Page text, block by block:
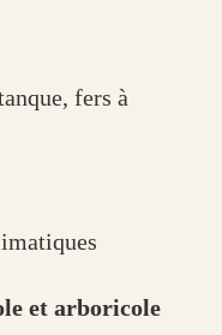
fers à
et arboricole